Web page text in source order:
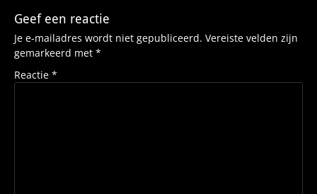
Geef een reactie
Je e-mailadres wordt niet gepubliceerd. Vereiste velden zijn
gemarkeerd met *
Reactie *